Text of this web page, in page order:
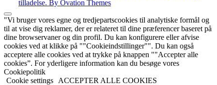
tilladelse. By Ovation Themes
"Vi bruger vores egne og tredjepartscookies til analytiske formål og
til at vise dig reklamer, der er relateret til dine præferencer baseret på
dine browservaner og din profil. Du kan konfigurere eller afvise
cookies ved at klikke på ""Cookieindstillinger"". Du kan også
acceptere alle cookies ved at trykke på knappen ""Accepter alle
cookies”. For yderligere information kan du besøge vores
Cookiepolitik
Cookie settings
ACCEPTER ALLE COOKIES